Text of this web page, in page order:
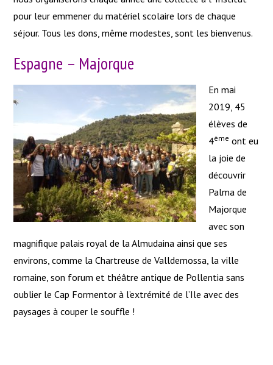
pour leur emmener du matériel scolaire lors de chaque
séjour. Tous les dons, même modestes, sont les bienvenus.
Espagne – Majorque
En mai
2019, 45
élèves de
4ème ont eu
la joie de
découvrir
Palma de
Majorque
avec son
magnifique palais royal de la Almudaina ainsi que ses
environs, comme la Chartreuse de Valldemossa, la ville
romaine, son forum et théâtre antique de Pollentia sans
oublier le Cap Formentor à l’extrémité de l’Ile avec des
paysages à couper le souffle !